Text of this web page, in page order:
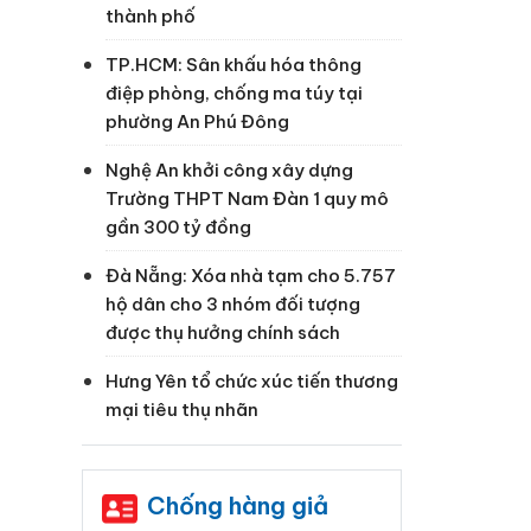
thành phố
TP.HCM: Sân khấu hóa thông
điệp phòng, chống ma túy tại
phường An Phú Đông
Nghệ An khởi công xây dựng
Trường THPT Nam Đàn 1 quy mô
gần 300 tỷ đồng
Đà Nẵng: Xóa nhà tạm cho 5.757
hộ dân cho 3 nhóm đối tượng
được thụ hưởng chính sách
Hưng Yên tổ chức xúc tiến thương
mại tiêu thụ nhãn
Chống hàng giả